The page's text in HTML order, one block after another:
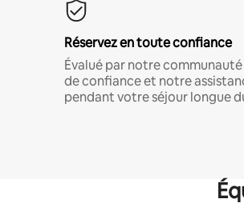
Réservez en toute confiance
Évalué par notre
de confiance et notre
pendant votre séjour longue